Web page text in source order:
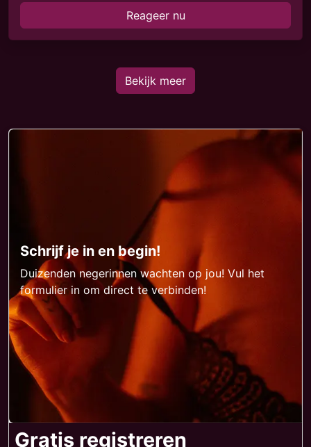
Reageer nu
Bekijk meer
Schrijf je in en begin!
Duizenden negerinnen wachten op jou! Vul het
formulier in om direct te verbinden!
Gratis registreren